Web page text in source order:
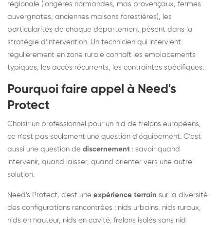
régionale (longères normandes, mas provençaux, fermes
auvergnates, anciennes maisons forestières), les
particularités de chaque département pèsent dans la
stratégie d'intervention. Un technicien qui intervient
régulièrement en zone rurale connaît les emplacements
typiques, les accès récurrents, les contraintes spécifiques.
Pourquoi faire appel à Need's
Protect
Choisir un professionnel pour un nid de frelons européens,
ce n'est pas seulement une question d'équipement. C'est
aussi une question de discernement : savoir quand
intervenir, quand laisser, quand orienter vers une autre
solution.
Need's Protect, c'est une expérience terrain sur la diversité
des configurations rencontrées : nids urbains, nids ruraux,
nids en hauteur, nids en cavité, frelons isolés sans nid